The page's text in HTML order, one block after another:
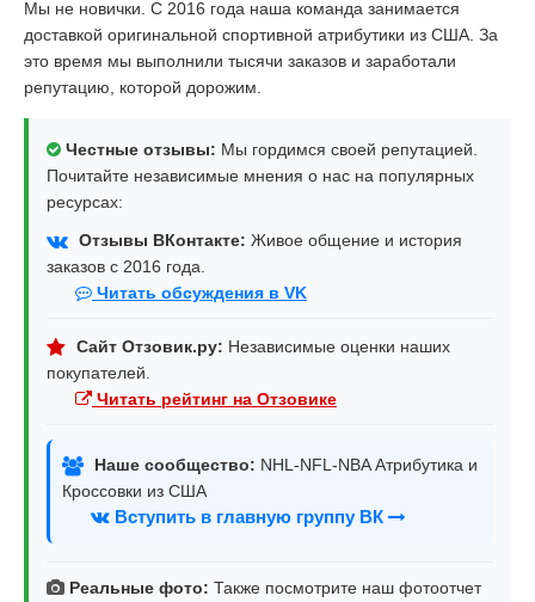
Мы не новички. С 2016 года наша команда занимается
доставкой оригинальной спортивной атрибутики из США. За
это время мы выполнили тысячи заказов и заработали
репутацию, которой дорожим.
Честные отзывы: Мы гордимся своей репутацией.
Почитайте независимые мнения о нас на популярных
ресурсах:
Отзывы ВКонтакте: Живое общение и история
заказов с 2016 года.
Читать обсуждения в VK
Сайт Отзовик.ру: Независимые оценки наших
покупателей.
Читать рейтинг на Отзовике
Наше сообщество: NHL-NFL-NBA Атрибутика и
Кроссовки из США
Вступить в главную группу ВК
Реальные фото: Также посмотрите наш фотоотчет